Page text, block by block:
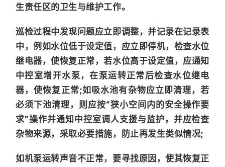
生责任区的卫生与维护工作。
巡检过程中发现问题应立即调整，并记录在记录表
中，例如水位低于设定值，应立即停机，检查水位
继电器，使恢复正常，若水位高于设定值，应通知
中控室增开水泵，在泵运转正常后检查水位继电
器，使恢复正常;如吸水池有杂物应立即清理，若
必须下池清理，则应按“狭小空间内的安全操作要
求”操作并通知中控室调人支援与监护，并应检查
杂物来源，采取必要措施，防止再发生类似情况;
如机泵运转声音不正常，要寻找原因，使其恢复正